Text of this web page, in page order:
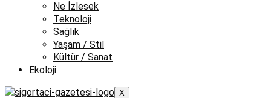
Ne İzlesek
Teknoloji
Sağlık
Yaşam / Stil
Kültür / Sanat
Ekoloji
X